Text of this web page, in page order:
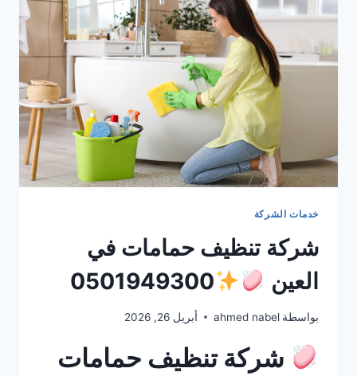
خدمات الشركة
شركة تنظيف حمامات في
العين
0501949300
بواسطة ahmed nabel أبريل 26, 2026
شركة تنظيف حمامات